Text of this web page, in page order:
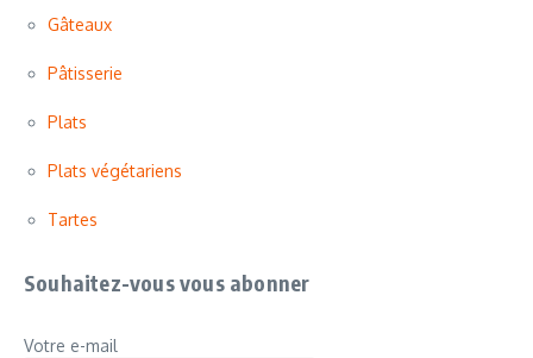
Gâteaux
Pâtisserie
Plats
Plats végétariens
Tartes
Souhaitez-vous vous abonner
Votre e-mail